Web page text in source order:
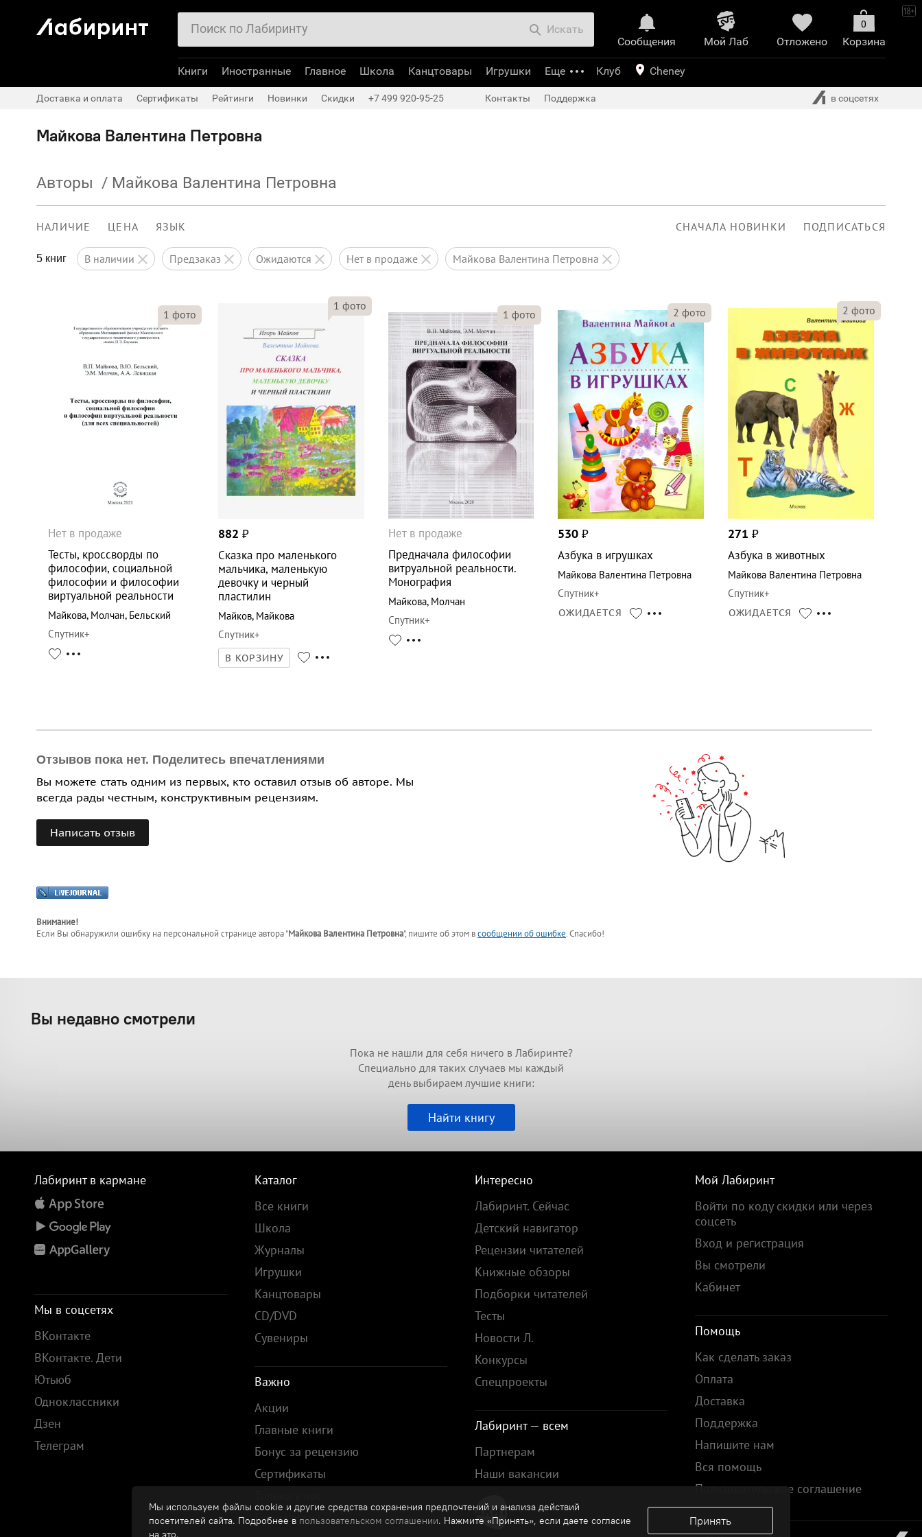
Майкова Валентина Петровна
Авторы / Майкова Валентина Петровна
НАЛИЧИЕ ЦЕНА ЯЗЫК СНАЧАЛА НОВИНКИ ПОДПИСАТЬСЯ
5 книг в наличии предзаказ ожидаются нет в продаже Майкова Валентина Петровна
1 фото
Нет в продаже
Тесты, кроссворды по
философии, социальной
философии и философии
виртуальной реальности
Майкова, Молчан, Бельский
Спутник+
1 фото
882 ₽
Сказка про маленького
мальчика, маленькую
девочку и черный
пластилин
Майков, Майкова
Спутник+
В КОРЗИНУ
1 фото
Нет в продаже
Предначала философии
витруальной реальности.
Монография
Майкова, Молчан
Спутник+
2 фото
530₽
Азбука в игрушках
Майкова Валентина Петровна
Спутник+
ОЖИДАЕТСЯ
2 фото
271 ₽
Азбука в животных
Майкова Валентина Петровна
Спутник+
ОЖИДАЕТСЯ
Отзывов пока нет. Поделитесь впечатлениями
Вы можете стать одним из первых, кто оставил отзыв об авторе. Мы
всегда рады честным, конструктивным рецензиям.
Написать отзыв
Внимание!
Если Вы обнаружили ошибку на персональной странице автора "Майкова Валентина Петровна", пишите об этом всообщении об ошибке. Спасибо!
Сообщения
Mой Лаб​
иринт
Отложено
0
Корзина
Искать
Книги Иностранные Главное Школа Канцтовары Игрушки Еще Клуб Cheney
Доставка и оплата Сертификаты Рейтинги Новинки Скидки +7 499 920-95-25 Контакты Поддержка в соцсетях
Мы используем файлы cookie и другие средства сохранения предпочтений и анализа действий
посетителей сайта. Подробнее в пользовательском соглашении. Нажмите «Принять», если даете согласие
на это.
Принять
Вы недавно смотрели
Пока не нашли для себя ничего в Лабиринте?
Специально для таких случаев мы каждый
день выбираем лучшие книги:
Найти книгу
Лабиринт в кармане
Мы в соцсетях
ВКонтакте
ВКонтакте. Дети
Ютьюб
Одноклассники
Дзен
Телеграм
Каталог
Все книги
Школа
Журналы
Игрушки
Канцтовары
CD/DVD
Сувениры
Важно
Акции
Главные книги
Бонус за рецензию
Сертификаты
Предзаказы
Интересно
Лабиринт. Сейчас
Детский навигатор
Рецензии читателей
Книжные обзоры
Подборки читателей
Тесты
Новости Л.
Конкурсы
Спецпроекты
Лабиринт — всем
Партнерам
Наши вакансии
Мой Лабиринт
Войти по коду скидки или через
соцсеть
Вход и регистрация
Вы смотрели
Кабинет
Помощь
Как сделать заказ
Оплата
Доставка
Поддержка
Напишите нам
Вся помощь
Пользовательское соглашение